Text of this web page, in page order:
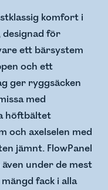
komfort i
för
ett bärsystem
och ett
ger ryggsäcken
med
höftbältet
och axelselen med
jämnt. FlowPanel
under de mest
fack i alla